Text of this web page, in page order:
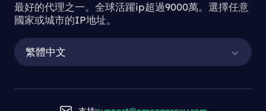
最好的代理之一。全球活躍ip超過9000萬。選擇任意
國家或城市的IP地址。
繁體中文